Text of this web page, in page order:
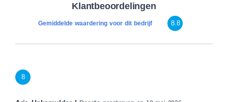
Klantbeoordelingen
Gemiddelde waardering voor dit bedrijf 8.8
8